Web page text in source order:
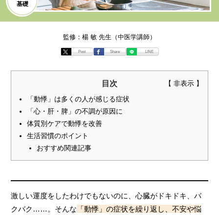
基礎
監修：楊 敏 先生（中医学講師）
Post Share LINE
目次
「動悸」は多くの人が感じる症状
「心・肝・脾」の不調が原因に
体質別ケアで動悸を改善
生活習慣のポイント
おすすめ関連記事
激しい運度をしたわけでもないのに、心臓がドキドキ、バ
クバク……。そんな 「動悸」の症状を繰り返し、不安や悩